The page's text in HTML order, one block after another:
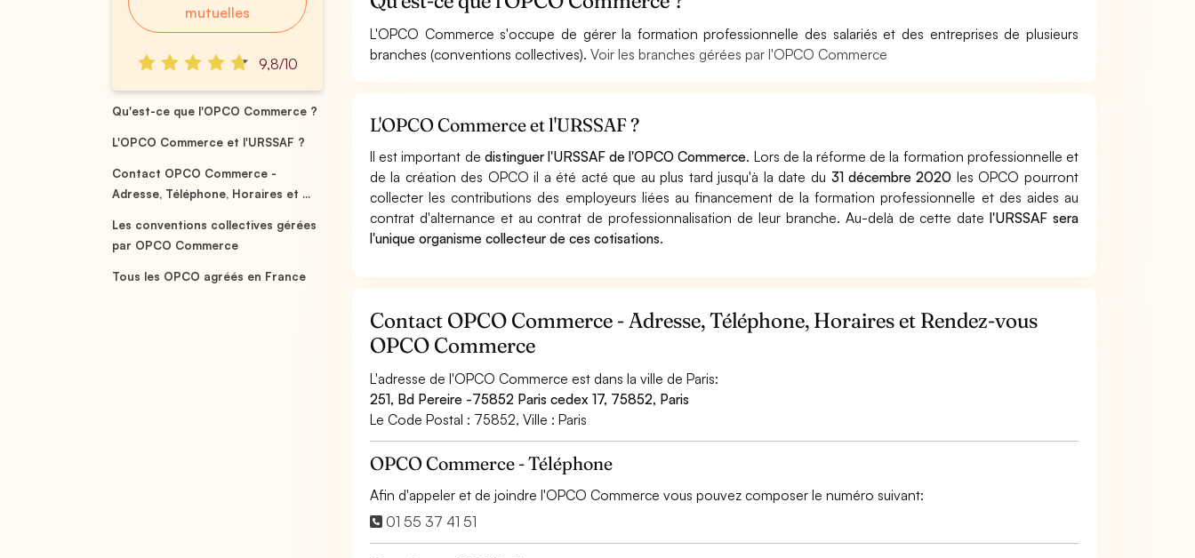
mutuelles
9,8/10
Qu'est-ce que l'OPCO Commerce ?
L'OPCO Commerce et l'URSSAF ?
Contact OPCO Commerce -
Adresse, Téléphone, Horaires et ...
Les conventions collectives gérées
par OPCO Commerce
Tous les OPCO agréés en France
L'OPCO Commerce s'occupe de gérer la formation professionnelle des salariés et des entreprises de plusieurs
branches (conventions collectives).Voir les branches gérées par l'OPCO Commerce
L'OPCO Commerce et l'URSSAF ?
Il est important de distinguer l'URSSAF de l'OPCO Commerce. Lors de la réforme de la formation professionnelle et
de la création des OPCO il a été acté que au plus tard jusqu'à la date du 31 décembre 2020 les OPCO pourront
collecter les contributions des employeurs liées au financement de la formation professionnelle et des aides au
contrat d'alternance et au contrat de professionnalisation de leur branche. Au-delà de cette datel'URSSAF sera
l'unique organisme collecteur de ces cotisations.
Contact OPCO Commerce - Adresse, Téléphone, Horaires et Rendez-vous
OPCO Commerce
L'adresse de l'OPCO Commerce est dans la ville de Paris:
251, Bd Pereire -75852 Paris cedex 17, 75852, Paris
Le Code Postal : 75852, Ville : Paris
OPCO Commerce - Téléphone
Afin d'appeler et de joindre l'OPCO Commerce vous pouvez composer le numéro suivant:
01 55 37 41 51